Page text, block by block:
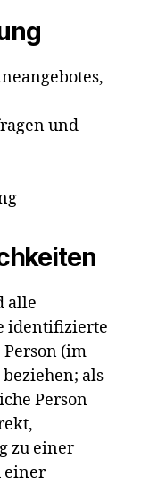
und
alle
identifizierte
(im
als
Person
zu einer
einer